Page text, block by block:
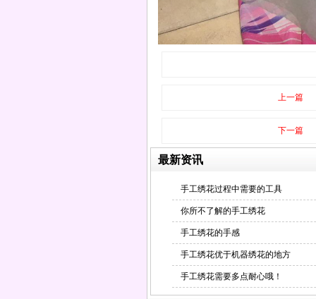
上一篇
下一篇
最新资讯
手工绣花过程中需要的工具
你所不了解的手工绣花
手工绣花的手感
手工绣花优于机器绣花的地方
手工绣花需要多点耐心哦！